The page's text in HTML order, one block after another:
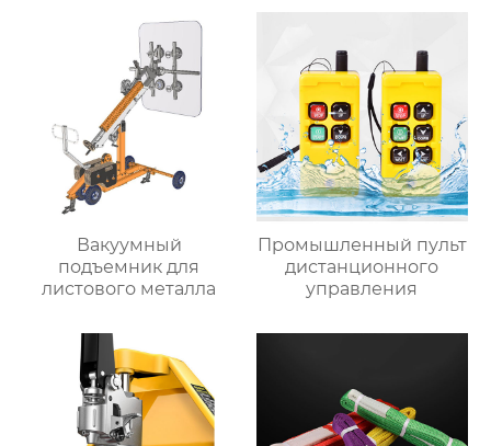
Вакуумный
подъемник для
листового металла
Промышленный пульт
дистанционного
управления